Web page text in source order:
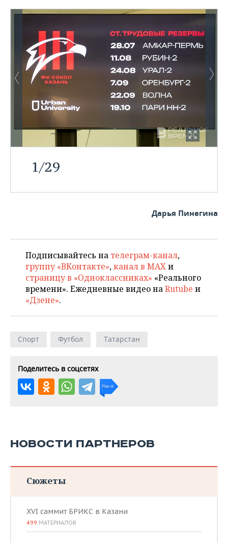
1/29
Дарья Пинегина
Подписывайтесь на телеграм-канал,
группу «ВКонтакте»,канал в MAXи
страницу в «Одноклассниках» «Реального
времени». Ежедневные видео наRutube и
«Дзене».
Спорт Футбол Татарстан
Поделитесь в соцсетях
НОВОСТИ ПАРТНЕРОВ
Сюжеты
XVI саммит БРИКС в Казани
499 МАТЕРИАЛОВ